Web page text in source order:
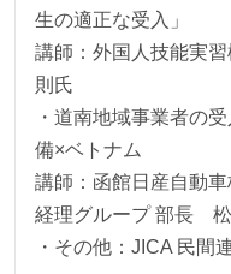
生の適正な受入」
講師：外国人技能実
則氏
・道南地域事業者の
備×ベトナム
講師：函館日産自動
経理グループ 部長
・その他：JICA 民間